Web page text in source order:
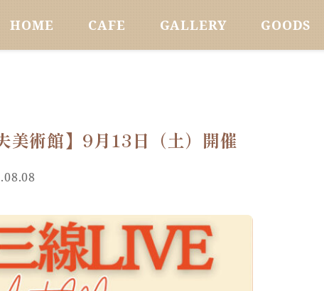
HOME CAFE GALLERY GOODS
術館】9月13日（土）開催